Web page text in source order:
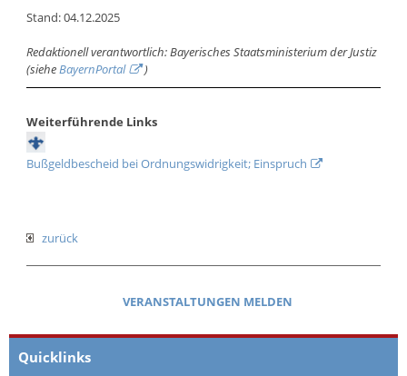
Stand: 04.12.2025
Redaktionell verantwortlich: Bayerisches Staatsministerium der Justiz
(sieheBayernPortal )
Weiterführende Links
Bußgeldbescheid bei Ordnungswidrigkeit; Einspruch
zurück
VERANSTALTUNGEN MELDEN
Quicklinks